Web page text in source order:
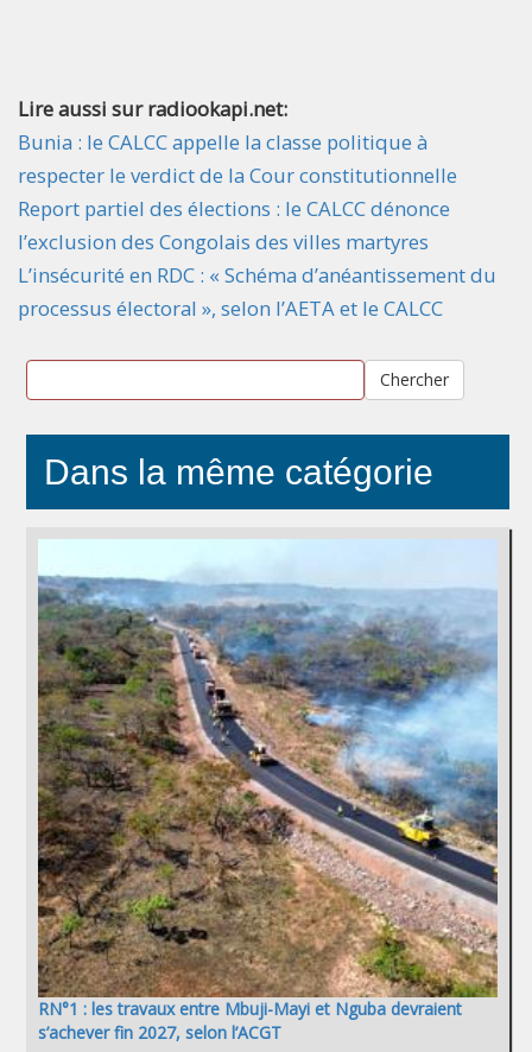
Lire aussi sur radiookapi.net:
Bunia : le CALCC appelle la classe politique à
respecter le verdict de la Cour constitutionnelle
Report partiel des élections : le CALCC dénonce
l’exclusion des Congolais des villes martyres
L’insécurité en RDC : « Schéma d’anéantissement du
processus électoral », selon l’AETA et le CALCC
Chercher
Dans la même catégorie
RN°1 : les travaux entre Mbuji-Mayi et Nguba devraient
s’achever fin 2027, selon l’ACGT